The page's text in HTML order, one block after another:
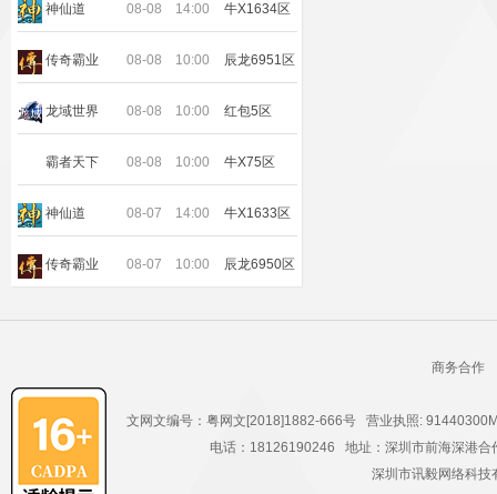
神仙道 08-08 14:00 牛X1634区
传奇霸业 08-08 10:00 辰龙6951区
龙域世界 08-08 10:00 红包5区
霸者天下 08-08 10:00 牛X75区
神仙道 08-07 14:00 牛X1633区
传奇霸业 08-07 10:00 辰龙6950区
商务合作
文网文编号：粤网文[2018]1882-666号 营业执照:
电话：18126190246 地址：深圳市前海深港合
深圳市讯毅网络科